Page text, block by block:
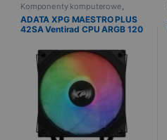
Komponenty komputerowe,
Informatyka ,Chłodzenie
ADATA XPG MAESTRO PLUS
42SA Ventirad CPU ARGB 120